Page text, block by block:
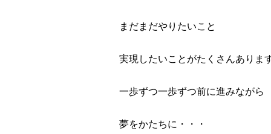
まだまだやりたいこと
実現したいことがたくさんありま
一歩ずつ一歩ずつ前に進みながら
夢をかたちに・・・